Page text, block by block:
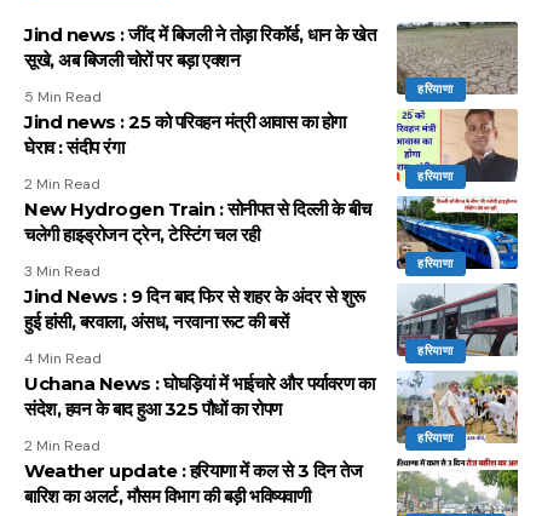
हरियाणा
Jind news : जींद में बिजली ने तोड़ा रिकॉर्ड, धान के खेत
सूखे, अब बिजली चोरों पर बड़ा एक्शन
5 Min Read
हरियाणा
Jind news : 25 को परिवहन मंत्री आवास का होगा
घेराव : संदीप रंगा
2 Min Read
हरियाणा
New Hydrogen Train : सोनीपत से दिल्ली के बीच
चलेगी हाइड्रोजन ट्रेन, टेस्टिंग चल रही
3 Min Read
हरियाणा
Jind News : 9 दिन बाद फिर से शहर के अंदर से शुरू
हुई हांसी, बरवाला, अंसध, नरवाना रूट की बसें
4 Min Read
हरियाणा
Uchana News : घोघड़ियां में भाईचारे और पर्यावरण का
संदेश, हवन के बाद हुआ 325 पौधों का रोपण
2 Min Read
Weather update : हरियाणा में कल से 3 दिन तेज
बारिश का अलर्ट, मौसम विभाग की बड़ी भविष्यवाणी